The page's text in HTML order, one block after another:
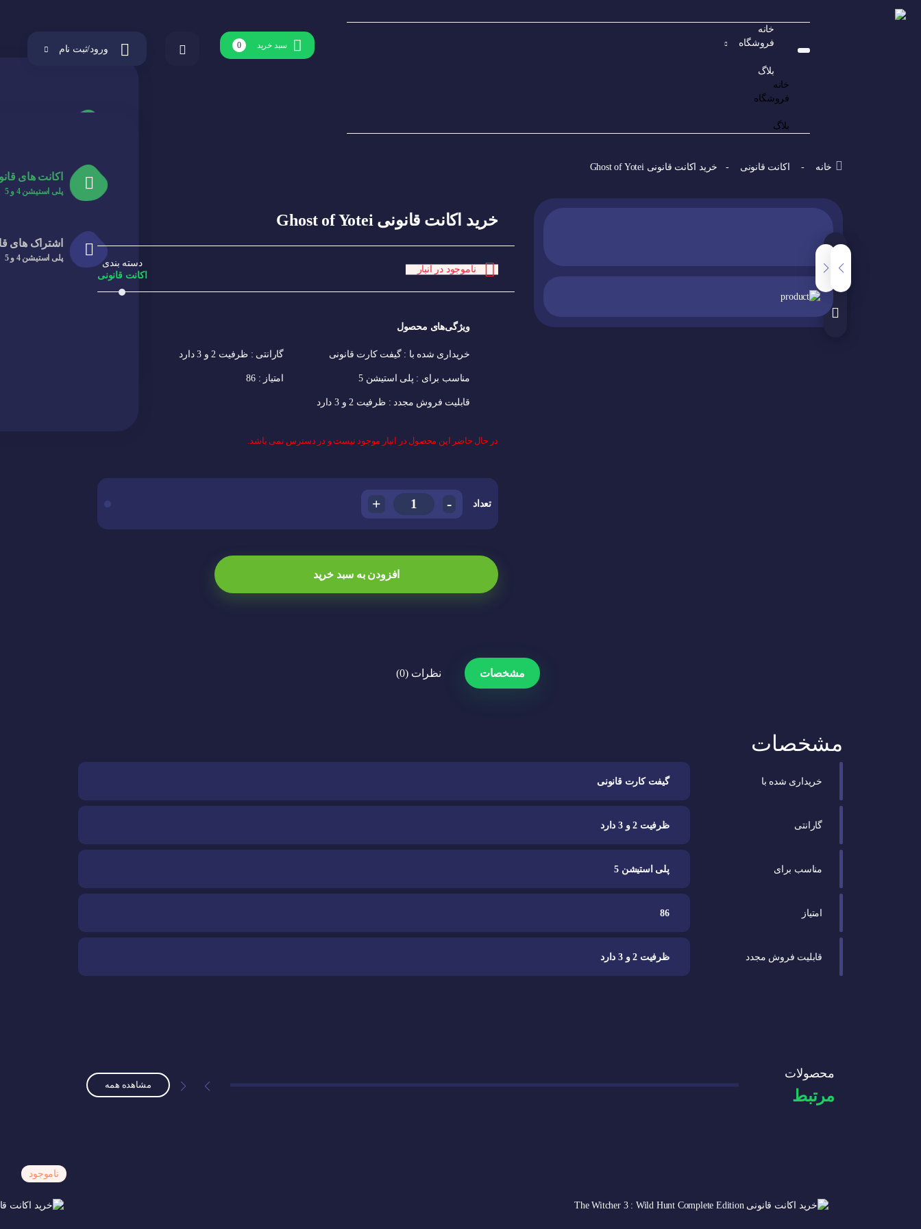
خانه
فروشگاه
اشتراک های
بلاگ
خانه
فروشگاه
اکانت های
پلی استیشن 4 و 5
اشتراک های
پلی استیشن 4 و 5
بلاگ
سبد خرید 0 ورود/ثبت نام
خانه - اکانت قانونی - خرید اکانت قانونی Ghost of Yotei
خرید اکانت قانونی Ghost of Yotei
ناموجود در انبار
دسته بندی
اکانت قانونی
ویژگی‌های ﻣﺤﺼﻮل
خریداری شده با :گیفت کارت قانونی گارانتی : ظرفیت 2 و 3 دارد
مناسب برای : پلی استیشن 5 امتیاز :86
قابلیت فروش مجدد :ظرفیت 2 و 3 دارد
در حال حاضر این محصول در انبار موجود نیست و در دسترس نمی باشد.
تعداد -
+
افزودن به سبد خرید
مشخصات نظرات (0)
مشخصات
خریداری شده با گیفت کارت قانونی
گارانتی ظرفیت 2 و 3 دارد
مناسب برای پلی استیشن 5
امتیاز 86
قابلیت فروش مجدد ظرفیت 2 و 3 دارد
محصولات
مرتبط
مشاهده همه
ناموجود